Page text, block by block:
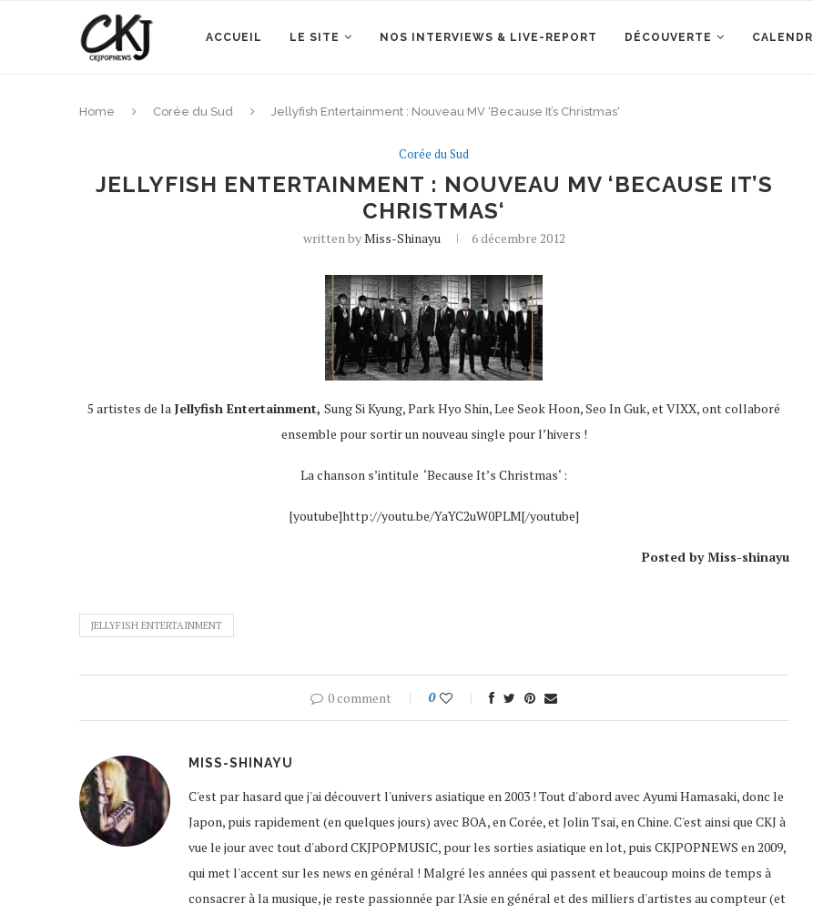
ACCUEIL LE SITE NOS INTERVIEWS & LIVE-REPORT DÉCOUVERTE
Home Corée du Sud Jellyfish Entertainment : Nouveau MV ‘Because It’s Christmas‘
Corée du Sud
JELLYFISH ENTERTAINMENT : NOUVEAU MV ‘BECAUSE IT’S
CHRISTMAS‘
written byMiss-Shinayu 6 décembre 2012
5 artistes de la Jellyfish Entertainment,Sung Si Kyung, Park Hyo Shin, Lee Seok Hoon, Seo In Guk, et VIXX, ont collaboré
ensemble pour sortir un nouveau single pour l’hivers !
La chanson s’intitule ‘Because It’s Christmas‘ :
[youtube]http://youtu.be/YaYC2uW0PLM[/youtube]
Posted by Miss-shinayu
JELLYFISH ENTERTAINMENT
0 comment 0
MISS-SHINAYU
C'est par hasard que j'ai découvert l'univers asiatique en 2003 ! Tout d'abord avec Ayumi Hamasaki, donc le
Japon, puis rapidement (en quelques jours) avec BOA, en Corée, et Jolin Tsai, en Chine. C'est ainsi que CKJ à
vue le jour avec tout d'abord CKJPOPMUSIC, pour les sorties asiatique en lot, puis CKJPOPNEWS en 2009,
qui met l'accent sur les news en général ! Malgré les années qui passent et beaucoup moins de temps à
consacrer à la musique, je reste passionnée par l'Asie en général et des milliers d'artistes au compteur (et